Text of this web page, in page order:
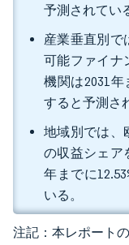
予測されてい
産業垂直別で
可能ファイナ
機関は2031年
すると予測さ
地域別では、
の収益シェア
年までに
いる。
注記：本レポート